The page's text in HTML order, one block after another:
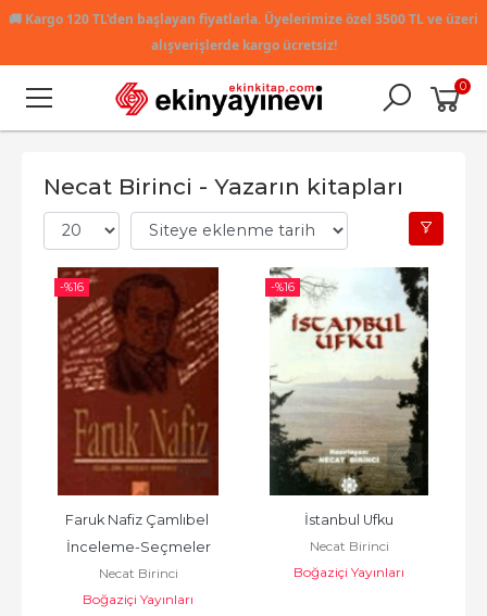
🚚 Kargo 120 TL'den başlayan fiyatlarla. Üyelerimize özel 3500 TL ve üzeri
alışverişlerde kargo ücretsiz!
0
Necat Birinci - Yazarın kitapları
-%16
Faruk Nafiz Çamlıbel
İnceleme-Seçmeler
Necat Birinci
Boğaziçi Yayınları
-%16
İstanbul Ufku
Necat Birinci
Boğaziçi Yayınları